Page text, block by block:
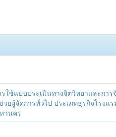
ใช้แบบประเมินทางจิตวิทยาและกา
ยผู้จัดการทั่วไป ประเภทธุรกิจโรงแ
านคร